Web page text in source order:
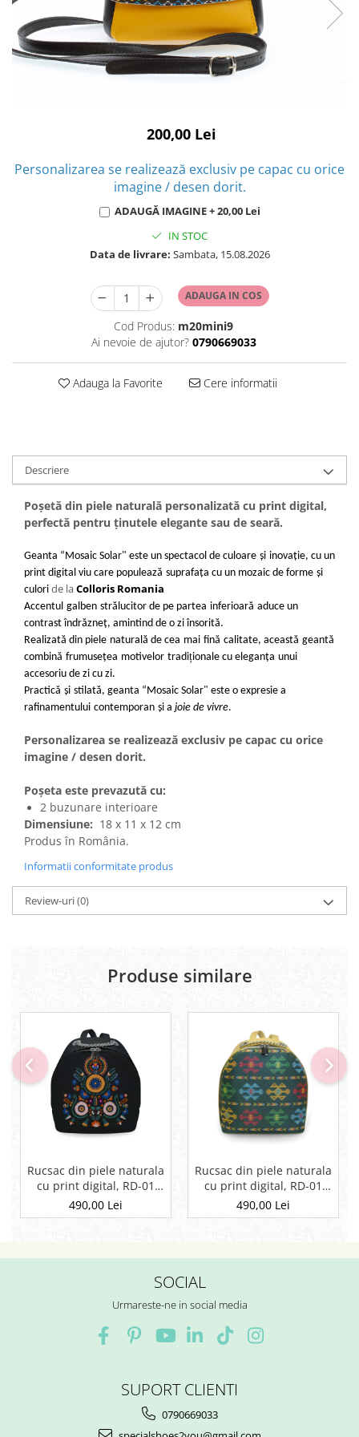
200,00 Lei
Personalizarea se realizează exclusiv pe capac cu orice
imagine / desen dorit.
ADAUGĂ IMAGINE + 20,00 Lei
IN STOC
Data de livrare: Sambata, 15.08.2026
ADAUGA IN COS
Cod Produs: m20mini9
Ai nevoie de ajutor? 0790669033
Adauga la Favorite Cere informatii
Descriere
Poșetă din piele naturală personalizată cu print digital,
perfectă pentru ținutele elegante sau de seară.
Geanta “Mosaic Solar" este un spectacol de culoare și inovație, cu un
print digital viu care populează suprafața cu un mozaic de forme și
culori de laColloris Romania
Accentul galben strălucitor de pe partea inferioară aduce un
contrast îndrăzneț, amintind de o zi însorită.
Realizată din piele naturală de cea mai fină calitate, această geantă
combină frumusețea motivelor tradiționale cu eleganța unui
accesoriu de zi cu zi.
Practică și stilată, geanta “Mosaic Solar" este o expresie a
rafinamentului contemporan și a joie de vivre.
Personalizarea se realizează exclusiv pe capac cu orice
imagine / desen dorit.
Poșeta este prevazută cu:
2 buzunare interioare
Dimensiune: 18 x 11 x 12 cm
Produs în România.
Informatii conformitate produs
Review-uri(0)
Produse similare
Rucsac din piele naturala
cu print digital, RD-01
Etnic 13, Negru
490,00 Lei
Rucsac din piele naturala
cu print digital, RD-01
Etnic 01
490,00 Lei
SOCIAL
Urmareste-ne in social media
SUPORT CLIENTI
0790669033